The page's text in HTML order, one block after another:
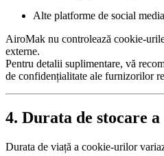
Alte platforme de social
AiroMak nu controlează cookie-
externe.
Pentru detalii suplimentare, vă
de confidențialitate ale furnizorilor
4. Durata de stocare
Durata de viață a cookie-urilor